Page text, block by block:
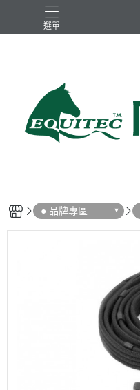
選單
兒童比賽馬褲
男用比賽衫
● 品牌專區